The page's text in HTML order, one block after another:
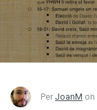
Per JoanM on